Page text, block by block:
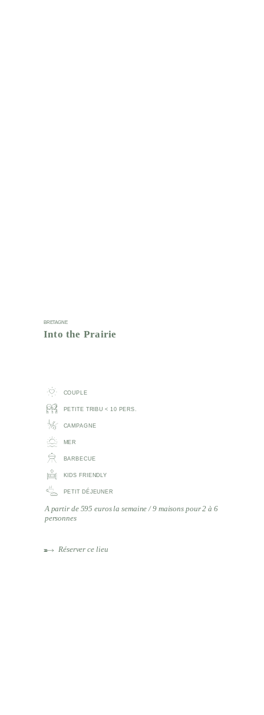
BRETAGNE
Into the Prairie
COUPLE
PETITE TRIBU < 10 PERS.
CAMPAGNE
MER
BARBECUE
KIDS FRIENDLY
PETIT DÉJEUNER
A partir de 595 euros la semaine / 9 maisons pour 2 à 6
personnes
Réserver ce lieu